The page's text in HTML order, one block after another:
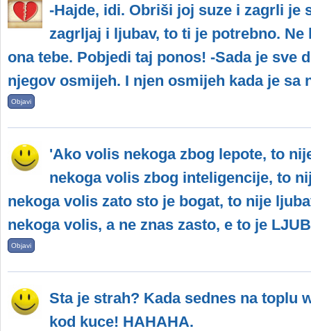
-Hajde, idi. Obriši joj suze i zagrli je
zagrljaj i ljubav, to ti je potrebno. Ne
ona tebe. Pobjedi taj ponos! -Sada je sve
njegov osmijeh. I njen osmijeh kada je sa
Objavi
'Ako volis nekoga zbog lepote, to
nekoga volis zbog inteligencije, to
nekoga volis zato sto je bogat, to nije
nekoga volis, a ne znas zasto, e to je
Objavi
Sta je strah? Kada sednes na toplu
kod kuce! HAHAHA.